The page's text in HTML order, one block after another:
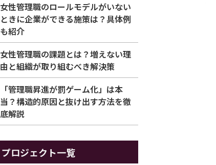
女性管理職のロールモデルがいない
ときに企業ができる施策は？具体例
も紹介
女性管理職の課題とは？増えない理
由と組織が取り組むべき解決策
「管理職昇進が罰ゲーム化」は本
当？構造的原因と抜け出す方法を徹
底解説
プロジェクト一覧